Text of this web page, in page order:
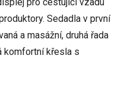
Sedadla v první
a masážní, druhá řada
komfortní křesla s